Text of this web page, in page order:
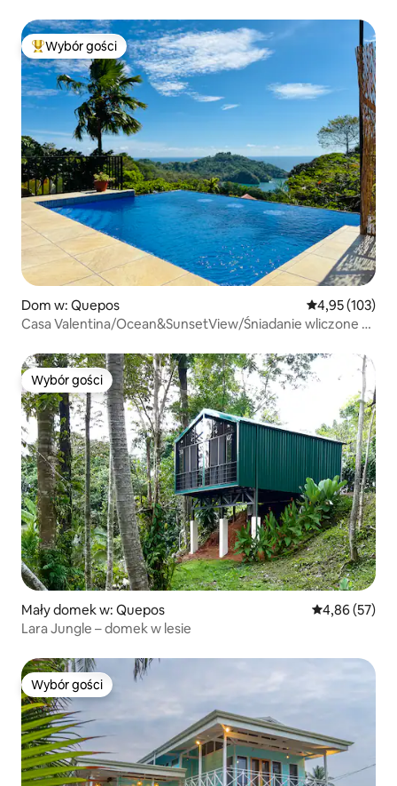
Najpopularniejsze z kategorii Wybór gości
Wybór gości
Dom w: Quepos Średnia
4,95 (103)
Casa Valentina/Ocean&SunsetView/Śniadanie wliczone w
Wybór gości
Wybór gości
Mały domek w: Quepos Średnia
4,86 (57)
Lara Jungle – domek w lesie
Wybór gości
Wybór gości